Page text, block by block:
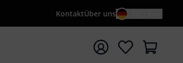
KontaktÜber uns
{searchTerm} starten